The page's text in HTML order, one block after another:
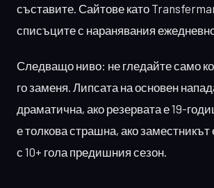
съставите. Сайтове като
списъците с наранявания
Следващо ниво: не гледайте само
го заменя. Липсата на основен
драматична, ако резервата е 19-
е толкова страшна, ако заместникът
с 10+ гола предишния сезон.